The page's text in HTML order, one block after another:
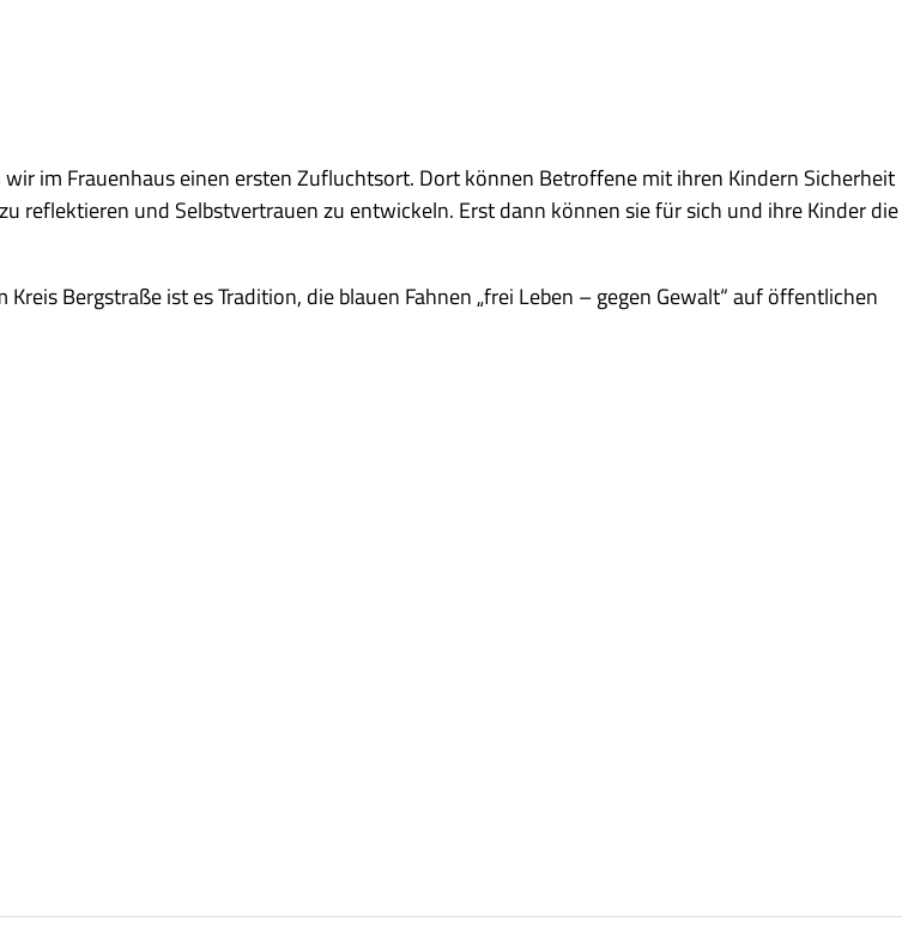
im Frauenhaus einen ersten Zufluchtsort. Dort können Betroffene mit ihren Kindern Sicherheit
reflektieren und Selbstvertrauen zu entwickeln. Erst dann können sie für sich und ihre Kinder die
Bergstraße ist es Tradition, die blauen Fahnen „frei Leben – gegen Gewalt“ auf öffentlichen